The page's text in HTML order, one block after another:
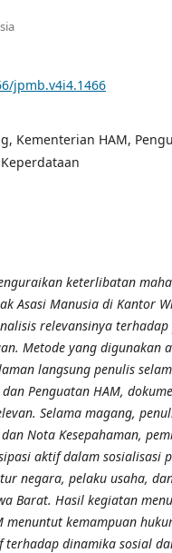
jpmb.v4i4.1466
Kementerian HAM,
keterlibatan
Asasi Manusia di Kantor
relevansinya
Metode yang digunakan
langsung penulis
Penguatan HAM,
Selama magang,
Nota Kesepahaman,
aktif dalam sosialisasi
negara, pelaku usaha,
Barat. Hasil kegiatan
kemampuan
dinamika sosial